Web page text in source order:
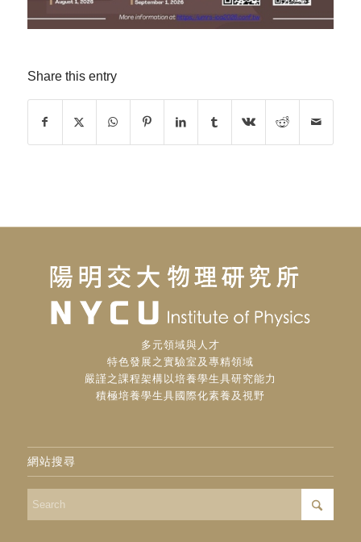
Share this entry
多元領域與人才
特色發展之實驗室及專精領域
嚴謹之課程架構以培養學生具研究能力
積極培養學生具國際化素養及視野
網站搜尋